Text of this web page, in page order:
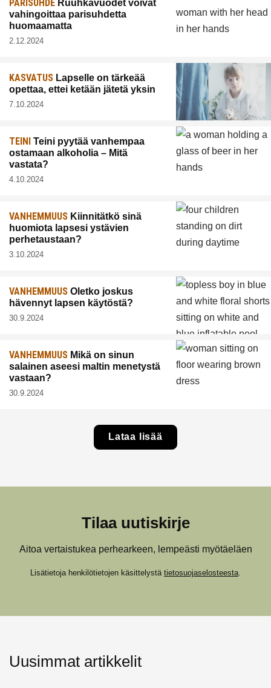
PARISUHDE Ruuhkavuodet voivat
vahingoittaa parisuhdetta
huomaamatta
2.12.2024
KASVATUS Lapselle on tärkeää
opettaa, ettei ketään jätetä yksin
7.10.2024
TEINI Teini pyytää vanhempaa
ostamaan alkoholia – Mitä
vastata?
4.10.2024
VANHEMMUUS Kiinnitätkö sinä
huomiota lapsesi ystävien
perhetaustaan?
3.10.2024
VANHEMMUUS Oletko joskus
hävennyt lapsen käytöstä?
30.9.2024
VANHEMMUUS Mikä on sinun
salainen aseesi maltin menetystä
vastaan?
30.9.2024
Lataa lisää
Tilaa uutiskirje
Aitoa vertaistukea perhearkeen, lempeästi myötäeläen
Lisätietoja henkilötietojen käsittelystä tietosuojaselosteesta.
Uusimmat artikkelit